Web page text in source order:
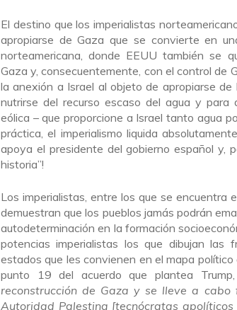
El destino que los imperialistas
apropiarse de Gaza que se convierte en
norteamericana, donde EEUU también se
Gaza y, consecuentemente, con el control de
la anexión a Israel al objeto de apropiarse
nutrirse del recurso escaso del agua y para
eólica – que proporcione a Israel tanto agua
práctica, el imperialismo liquida
apoya el presidente del gobierno español y,
historia”!
Los imperialistas, entre los que se encuentra
demuestran que los pueblos jamás podrán
autodeterminación en la formación
potencias imperialistas los que dibujan
estados que les convienen en el mapa
punto 19 del acuerdo que plantea
reconstrucción de Gaza y se lleve a
Autoridad Palestina [tecnócratas